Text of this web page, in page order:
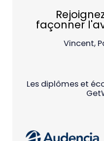
façonner
Vincent,
Les diplômes et